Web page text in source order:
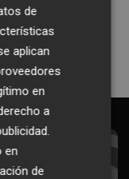
de
aplican
en
a
.
en
de